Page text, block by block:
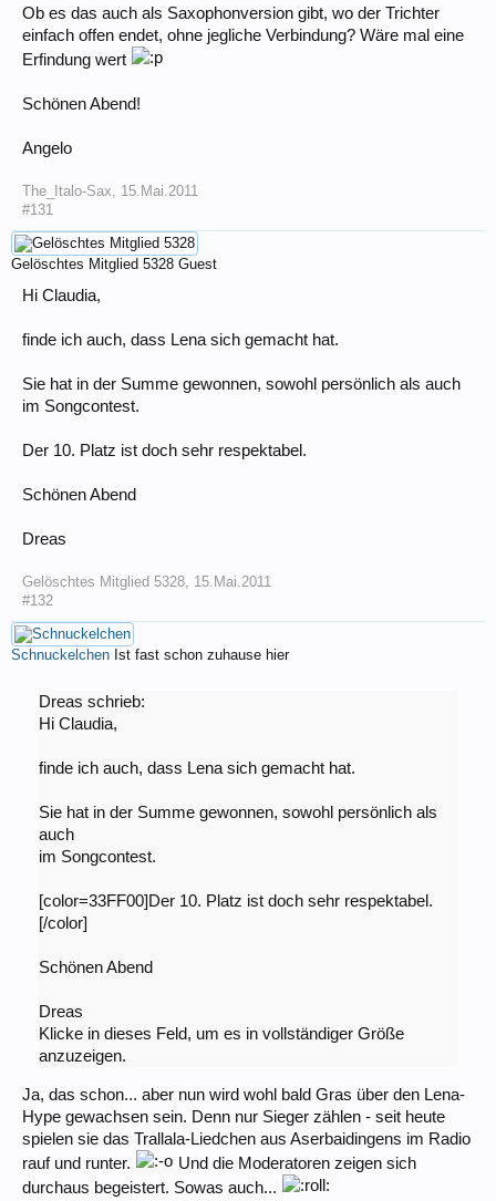
Ob es das auch als Saxophonversion gibt, wo der Trichter
einfach offen endet, ohne jegliche Verbindung? Wäre mal eine
Erfindung wert
Schönen Abend!
Angelo
The_Italo-Sax
15.Mai.2011
#131
Gelöschtes Mitglied 5328 Guest
Hi Claudia,
finde ich auch, dass Lena sich gemacht hat.
Sie hat in der Summe gewonnen, sowohl persönlich als auch
im Songcontest.
Der 10. Platz ist doch sehr respektabel.
Schönen Abend
Dreas
Gelöschtes Mitglied 5328 15.Mai.2011
#132
Schnuckelchen Ist fast schon zuhause hier
Dreas schrieb:
Hi Claudia,
finde ich auch, dass Lena sich gemacht hat.
Sie hat in der Summe gewonnen, sowohl persönlich als
auch
im Songcontest.
[color=33FF00]Der 10. Platz ist doch sehr respektabel.
[/color]
Schönen Abend
Dreas
Klicke in dieses Feld, um es in vollständiger Größe
anzuzeigen.
Ja, das schon... aber nun wird wohl bald Gras über den Lena-
Hype gewachsen sein. Denn nur Sieger zählen - seit heute
spielen sie das Trallala-Liedchen aus Aserbaidingens im Radio
rauf und runter.
Und die Moderatoren zeigen sich
durchaus begeistert. Sowas auch...